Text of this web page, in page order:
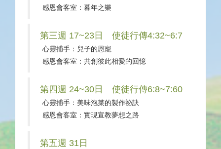
感恩會客室：暮年之樂
第三週 17~23日 使徒行傳4:32~6:7
心靈捕手：兒子的恩寵
感恩會客室：共創彼此相愛的回憶
第四週 24~30日 使徒行傳6:8~7:60
心靈捕手：美味泡菜的製作祕訣
感恩會客室：實現宣教夢想之路
第五週 31日